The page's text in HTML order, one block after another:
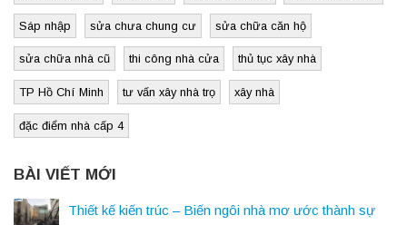
Sáp nhập sửa chưa chung cư sửa chữa căn hộ
sửa chữa nhà cũ thi công nhà cửa thủ tục xây nhà
TP Hồ Chí Minh tư vấn xây nhà trọ xây nhà
đặc điểm nhà cấp 4
BÀI VIẾT MỚI
Thiết kế kiến trúc – Biến ngôi nhà mơ ước thành sự